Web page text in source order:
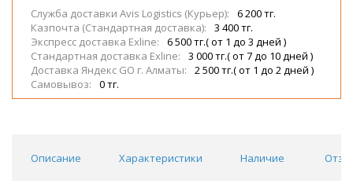
Служба доставки Avis Logistics (Курьер):
6 200 тг.
Казпочта (Стандартная доставка):
3 400 тг.
Экспресс доставка Exline:
6 500 тг.( от 1 до 3 дней )
Стандартная доставка Exline:
3 000 тг.( от 7 до 10 дней )
Доставка Яндекс GO г. Алматы:
2 500 тг.( от 1 до 2 дней )
Самовывоз:
0 тг.
Описание Характеристики Наличие